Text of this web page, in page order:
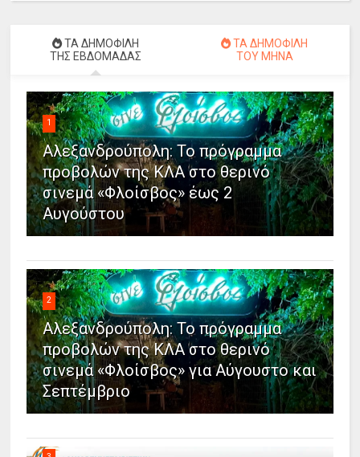
ΤΑ ΔΗΜΟΦΙΛΗ
ΤΗΣ ΕΒΔΟΜΑΔΑΣ
ΤΑ ΔΗΜΟΦΙΛΗ
ΤΟΥ ΜΗΝΑ
1
Αλεξανδρούπολη: Το πρόγραμμα
προβολών της ΚΛΑ στο θερινό
σινεμά «Φλοίσβος» έως 2
Αυγούστου
2
Αλεξανδρούπολη: Το πρόγραμμα
προβολών της ΚΛΑ στο θερινό
σινεμά «Φλοίσβος» για Αύγουστο και
Σεπτέμβριο